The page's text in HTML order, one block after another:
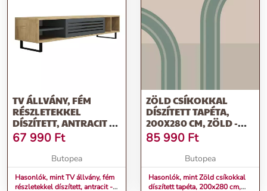
TV ÁLLVÁNY, FÉM
RÉSZLETEKKEL
DÍSZÍTETT, ANTRACIT -
VAYANA
67 990 Ft
Butopea
Hasonlók, mint TV állvány, fém
részletekkel díszített, antracit -
ZÖLD CSÍKOKKAL
DÍSZÍTETT TAPÉTA,
200X280 CM, ZÖLD -
BÉZS - TOBOGAN
85 990 Ft
Butopea
Hasonlók, mint Zöld csíkokkal
díszített tapéta, 200x280 cm,